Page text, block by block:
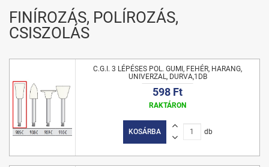
FINÍROZÁS, POLÍROZÁS,
CSISZOLÁS
C.G.I. 3 LÉPÉSES POL. GUMI, FEHÉR, HARANG,
UNIVERZAL, DURVA,1DB
598 Ft
RAKTÁRON
KOSÁRBA db